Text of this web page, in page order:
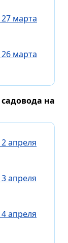
марта
марта
на
апреля
апреля
апреля